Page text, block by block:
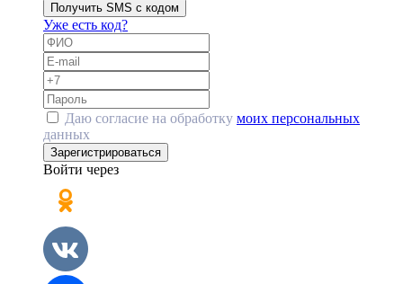
Получить SMS с кодом
Уже есть код?
Даю согласие на обработку моих персональных
данных
Зарегистрироваться
Войти через